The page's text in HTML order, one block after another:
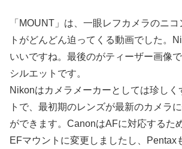
「MOUNT」は、一眼レフカメラのニ
トがどんどん迫ってくる動画でした。
いいですね。最後のがティーザー画像
シルエットです。
Nikonはカメラメーカーとしては珍しく
トで、最初期のレンズが最新のカメラ
ができます。CanonはAFに対応するた
EFマウントに変更しましたし、Pentax